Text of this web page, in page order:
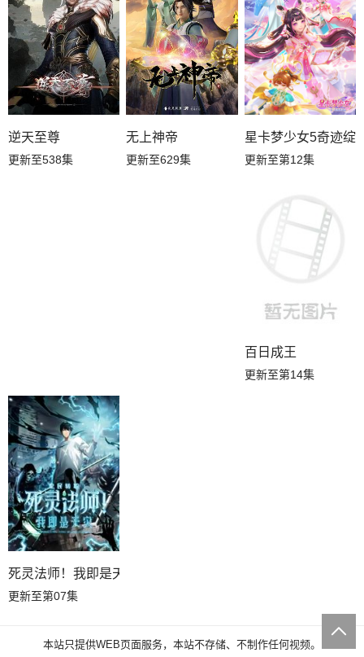
逆天至尊
更新至538集
无上神帝
更新至629集
星卡梦少女5奇迹绽
更新至第12集
百日成王
更新至第14集
死灵法师！我即是天灾
更新至第07集
本站只提供WEB页面服务，本站不存储、不制作任何视频。